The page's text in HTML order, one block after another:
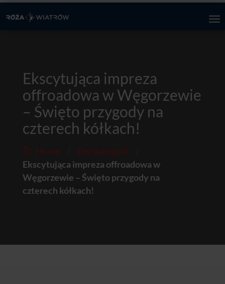
Ekscytująca impreza
offroadowa w Węgorzewie
– Święto przygody na
czterech kółkach!
Home Bez kategorii
Ekscytująca impreza offroadowa w
Węgorzewie – Święto przygody na
czterech kółkach!